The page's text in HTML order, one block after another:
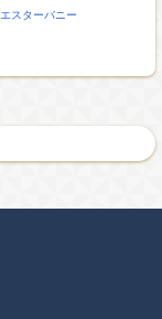
エスターバニー